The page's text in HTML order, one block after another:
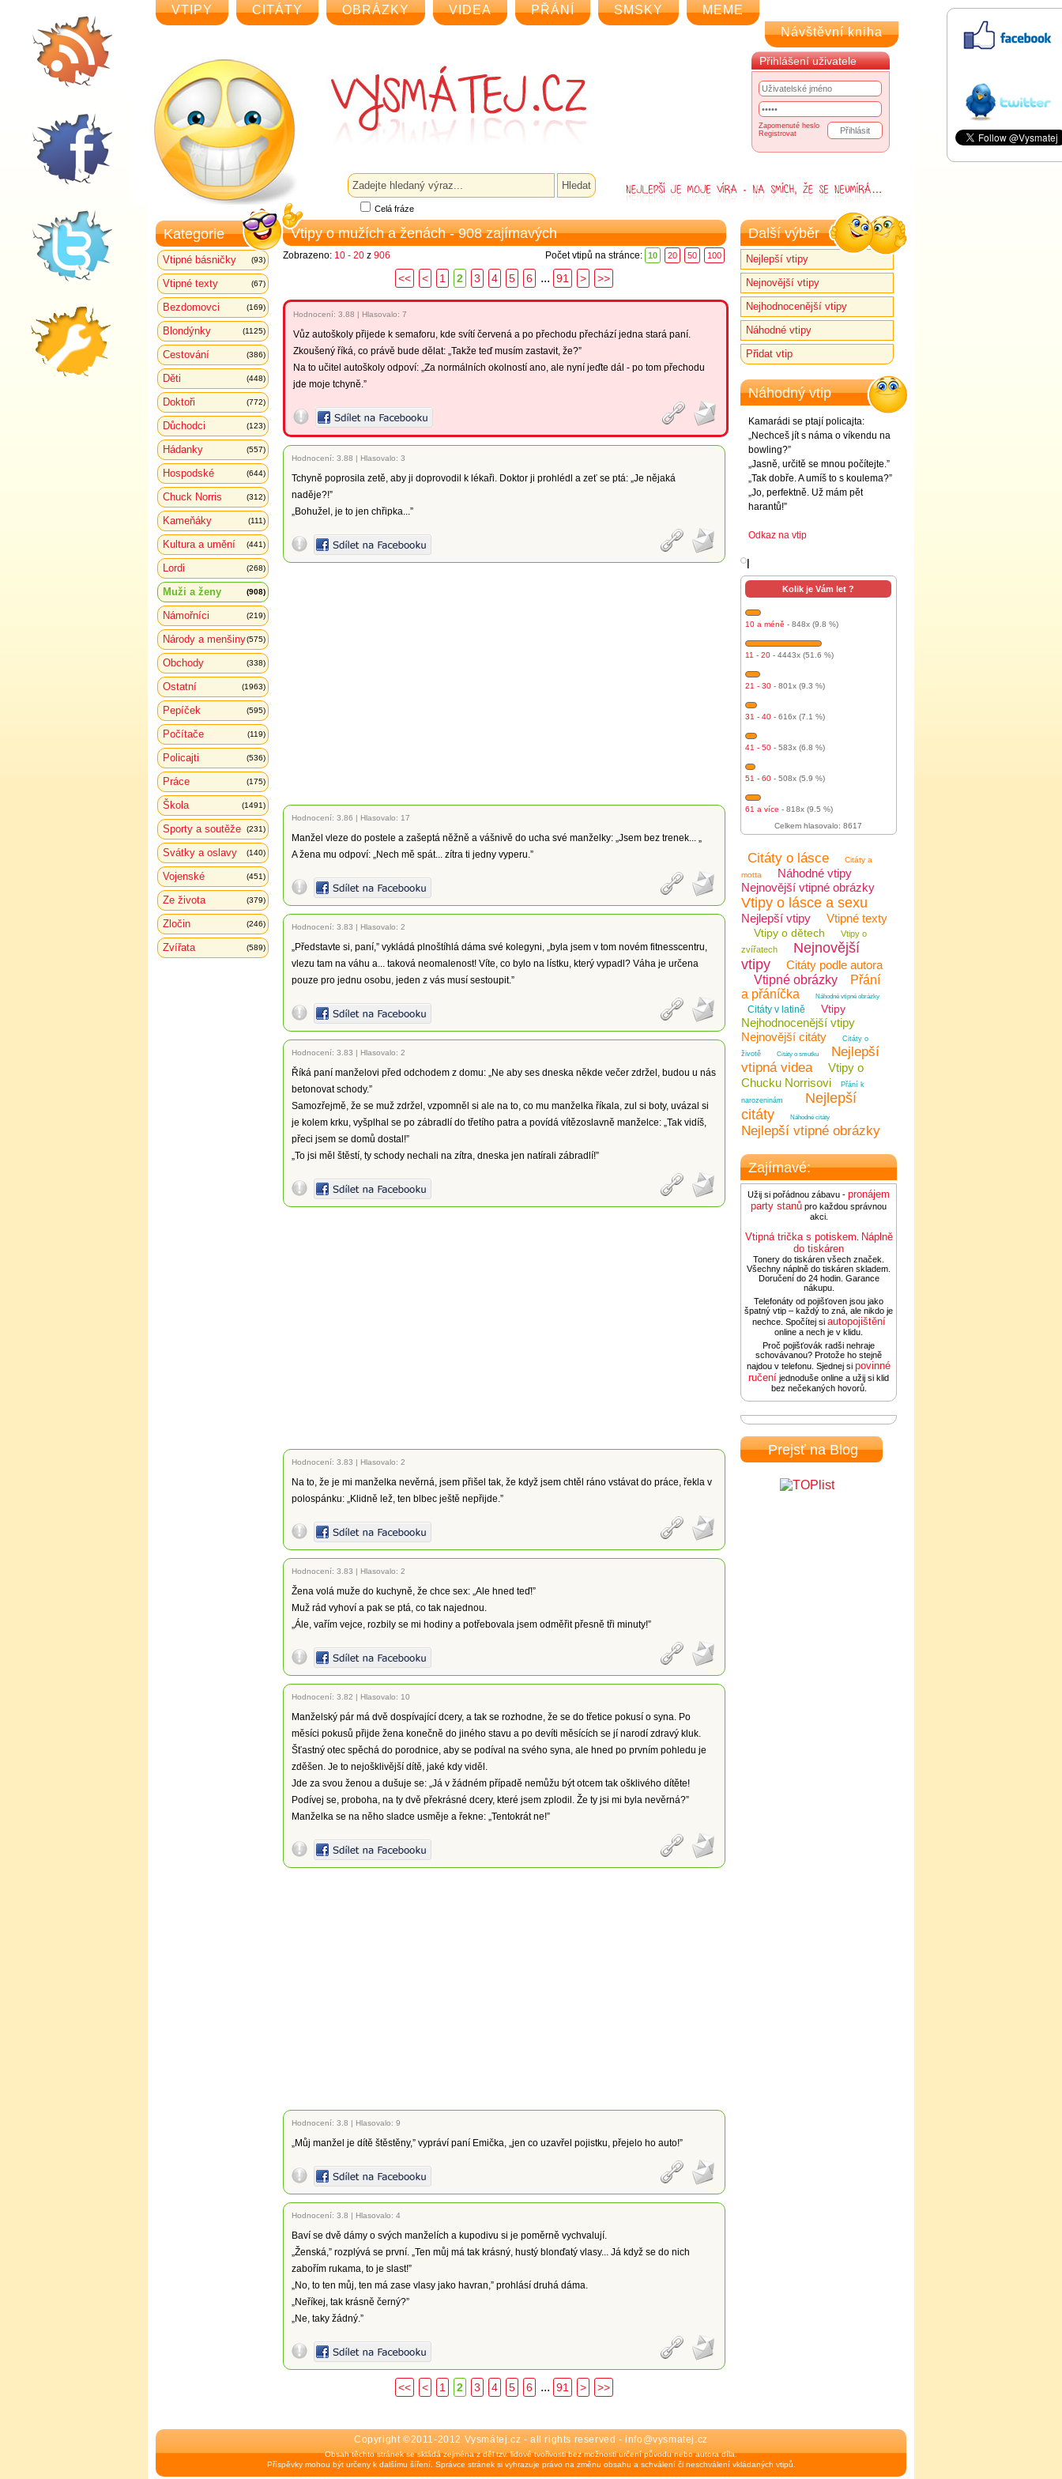
VTIPY CITÁTY OBRÁZKY VIDEA PŘÁNÍ SMSKY
MEME
Návštěvní kniha
Přihlášení uživatele
Zapomenuté heslo
Registrovat
Celá fráze
Kategorie
Vtipné básničky (93)
Vtipné texty (67)
Bezdomovci (169)
Blondýnky (1125)
Cestování (386)
Děti (448)
Doktoři (772)
Důchodci (123)
Hádanky (557)
Hospodské (644)
Chuck Norris (312)
Kameňáky (111)
Kultura a umění (441)
Lordi (268)
Muži a ženy (908)
Námořníci (219)
Národy a menšiny(575)
Obchody (338)
Ostatní (1963)
Pepíček (595)
Počítače (119)
Policajti (536)
Práce (175)
Škola (1491)
Sporty a soutěže (231)
Svátky a oslavy (140)
Vojenské (451)
Ze života (379)
Zločin (246)
Zvířata (589)
Vtipy o mužích a ženách - 908 zajímavých
Zobrazeno: 10 - 20 z 906 Počet vtipů na stránce: 10 20 50 100
<< < 1 2 3 4 5 6 ... 91 > >>
Hodnocení: 3.88 | Hlasovalo: 7
Vůz autoškoly přijede k semaforu, kde svítí červená a po přechodu přechází jedna stará paní.
Zkoušený říká, co právě bude dělat: „Takže teď musím zastavit, že?”
Na to učitel autoškoly odpoví: „Za normálních okolností ano, ale nyní jeďte dál - po tom přechodu
jde moje tchyně.”
Hodnocení: 3.88 | Hlasovalo: 3
Tchyně poprosila zetě, aby ji doprovodil k lékaři. Doktor ji prohlédl a zeť se ptá: „Je nějaká
naděje?!”
„Bohužel, je to jen chřipka...”
Hodnocení: 3.86 | Hlasovalo: 17
Manžel vleze do postele a zašeptá něžně a vášnivě do ucha své manželky: „Jsem bez trenek... „
A žena mu odpoví: „Nech mě spát... zítra ti jedny vyperu.”
Hodnocení: 3.83 | Hlasovalo: 2
„Představte si, paní,” vykládá plnoštíhlá dáma své kolegyni, „byla jsem v tom novém fitnesscentru,
vlezu tam na váhu a... taková neomalenost! Víte, co bylo na lístku, který vypadl? Váha je určena
pouze pro jednu osobu, jeden z vás musí sestoupit.”
Hodnocení: 3.83 | Hlasovalo: 2
Říká paní manželovi před odchodem z domu: „Ne aby ses dneska někde večer zdržel, budou u nás
betonovat schody.”
Samozřejmě, že se muž zdržel, vzpomněl si ale na to, co mu manželka říkala, zul si boty, uvázal si
je kolem krku, vyšplhal se po zábradlí do třetího patra a povídá vítězoslavně manželce: „Tak vidíš,
přeci jsem se domů dostal!”
„To jsi měl štěstí, ty schody nechali na zítra, dneska jen natírali zábradlí!”
Hodnocení: 3.83 | Hlasovalo: 2
Na to, že je mi manželka nevěrná, jsem přišel tak, že když jsem chtěl ráno vstávat do práce, řekla v
polospánku: „Klidně lež, ten blbec ještě nepřijde.”
Hodnocení: 3.83 | Hlasovalo: 2
Žena volá muže do kuchyně, že chce sex: „Ale hned teď!”
Muž rád vyhoví a pak se ptá, co tak najednou.
„Ále, vařím vejce, rozbily se mi hodiny a potřebovala jsem odměřit přesně tři minuty!”
Hodnocení: 3.82 | Hlasovalo: 10
Manželský pár má dvě dospívající dcery, a tak se rozhodne, že se do třetice pokusí o syna. Po
měsíci pokusů přijde žena konečně do jiného stavu a po devíti měsících se jí narodí zdravý kluk.
Šťastný otec spěchá do porodnice, aby se podíval na svého syna, ale hned po prvním pohledu je
zděšen. Je to nejošklivější dítě, jaké kdy viděl.
Jde za svou ženou a dušuje se: „Já v žádném případě nemůžu být otcem tak ošklivého dítěte!
Podívej se, proboha, na ty dvě překrásné dcery, které jsem zplodil. Že ty jsi mi byla nevěrná?”
Manželka se na něho sladce usměje a řekne: „Tentokrát ne!”
Hodnocení: 3.8 | Hlasovalo: 9
„Můj manžel je dítě štěstěny,” vypráví paní Emička, „jen co uzavřel pojistku, přejelo ho auto!”
Hodnocení: 3.8 | Hlasovalo: 4
Baví se dvě dámy o svých manželích a kupodivu si je poměrně vychvalují.
„Ženská,” rozplývá se první. „Ten můj má tak krásný, hustý blonďatý vlasy... Já když se do nich
zabořím rukama, to je slast!”
„No, to ten můj, ten má zase vlasy jako havran,” prohlásí druhá dáma.
„Neříkej, tak krásně černý?”
„Ne, taky žádný.”
<< < 1 2 3 4 5 6 ... 91 > >>
Další výběr
Nejlepší vtipy
Nejnovější vtipy
Nejhodnocenější vtipy
Náhodné vtipy
Přidat vtip
Náhodný vtip
Kamarádi se ptají policajta:
„Nechceš jít s náma o víkendu na
bowling?”
„Jasně, určitě se mnou počítejte.”
„Tak dobře. A umíš to s koulema?”
„Jo, perfektně. Už mám pět
harantů!”
Odkaz na vtip
Kolik je Vám let ?
10 a méně - 848x (9.8 %)
11 - 20 - 4443x (51.6 %)
21 - 30 - 801x (9.3 %)
31 - 40 - 616x (7.1 %)
41 - 50 - 583x (6.8 %)
51 - 60 - 508x (5.9 %)
61 a více - 818x (9.5 %)
Celkem hlasovalo: 8617
Citáty o lásce
Citáty a
motta
Náhodné vtipy
Nejnovější vtipné obrázky
Vtipy o lásce a sexu
Nejlepší vtipy Vtipné texty
Vtipy o dětech
Vtipy o
zvířatech
Nejnovější
vtipy
Citáty podle autora
Vtipné obrázky
Přání
a přáníčka
Náhodné vtipné obrázky
Citáty v latině Vtipy
Nejhodnocenější vtipy
Nejnovější citáty
Citáty o
životě
Citáty o smutku
Nejlepší
vtipná videa
Vtipy o
Chucku Norrisovi
Přání k
narozeninám
Nejlepší
citáty
Náhodné citáty
Nejlepší vtipné obrázky
Zajímavé:
Užij si pořádnou zábavu - pronájem
party stanů pro každou správnou
akci.
Vtipná trička s potiskem Náplně
do tiskáren
Tonery do tiskáren všech značek.
Všechny náplně do tiskáren skladem.
Doručení do 24 hodin. Garance
nákupu.
Telefonáty od pojišťoven jsou jako
špatný vtip – každý to zná, ale nikdo je
nechce. Spočítej si autopojištění
online a nech je v klidu.
Proč pojišťovák radši nehraje
schovávanou? Protože ho stejně
najdou v telefonu. Sjednej si povinné
ručení jednoduše online a užij si klid
bez nečekaných hovorů.
Prejsť na Blog
Copyright ©2011-2012 Vysmátej.cz - all rights reserved - info@vysmatej.cz
Obsah těchto stránek se skládá zejména z děl tzv. lidové tvořivosti bez možnosti určení původu nebo autora díla.
Příspěvky mohou být určeny k dalšímu šíření. Správce stránek si vyhrazuje právo na změnu obsahu a schválení či neschválení vkládaných vtipů.